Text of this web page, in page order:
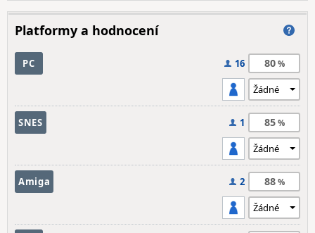
Platformy a hodnocení
PC 16 80
SNES 1 85
Amiga 2 88